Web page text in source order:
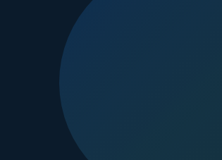
왜 안양 산모들은 산본제일병
로 생각하는 의료 철학과 체계적인 시스템
는 전문적인 의료 케어와 세심한 정서적 지지